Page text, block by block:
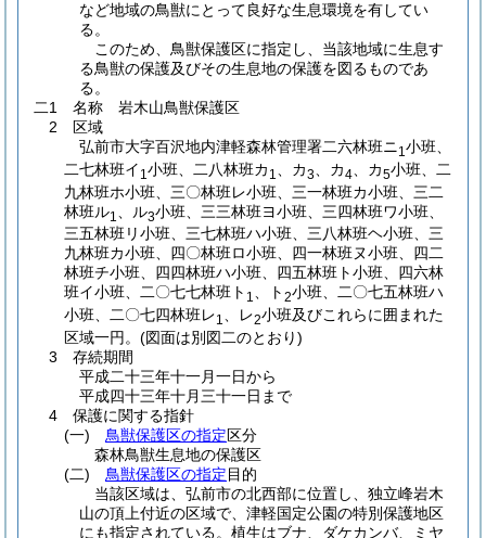
など地域の鳥獣にとって良好な生息環境を有してい
る。
このため、鳥獣保護区に指定し、当該地域に生息す
る鳥獣の保護及びその生息地の保護を図るものであ
る。
二1 名称 岩木山鳥獣保護区
2 区域
弘前市大字百沢地内津軽森林管理署二六林班ニ 1 小班、
二七林班イ 1 小班、二八林班カ 1 、カ3 、カ4 、カ5小班、二
九林班ホ小班、三〇林班レ小班、三一林班カ小班、三二
林班ル1 、ル3小班、三三林班ヨ小班、三四林班ワ小班、
三五林班リ小班、三七林班ハ小班、三八林班ヘ小班、三
九林班カ小班、四〇林班ロ小班、四一林班ヌ小班、四二
林班チ小班、四四林班ハ小班、四五林班ト小班、四六林
班イ小班、二〇七七林班ト 1 、ト 2小班、二〇七五林班ハ
小班、二〇七四林班レ1 、レ2小班及びこれらに囲まれた
区域一円。 (図面は別図二のとおり)
3 存続期間
平成二十三年十一月一日から
平成四十三年十月三十一日まで
4 保護に関する指針
(一)
鳥獣保護区の指定区分
森林鳥獣生息地の保護区
(二)
鳥獣保護区の指定目的
当該区域は、弘前市の北西部に位置し、独立峰岩木
山の頂上付近の区域で、津軽国定公園の特別保護地区
にも指定されている。植生はブナ、ダケカンバ、ミヤ